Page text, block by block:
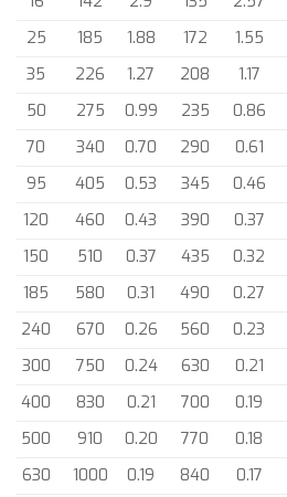
25
185 1.88 172 1.55
35
226 1.27 208 1.17
50
275 0.99 235 0.86
70
340 0.70 290 0.61
95
405 0.53 345 0.46
120
460 0.43 390 0.37
150
510 0.37 435 0.32
185
580 0.31 490 0.27
240
670 0.26 560 0.23
300
750 0.24 630 0.21
400
830 0.21 700 0.19
500
910 0.20 770 0.18
630
1000 0.19 840 0.17